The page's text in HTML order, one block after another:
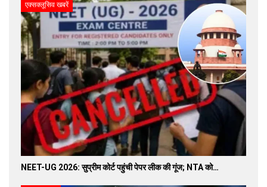
एक्सक्लूसिव खबरें
NEET-UG 2026: सुप्रीम कोर्ट पहुंची पेपर लीक की गूंज; NTA को…